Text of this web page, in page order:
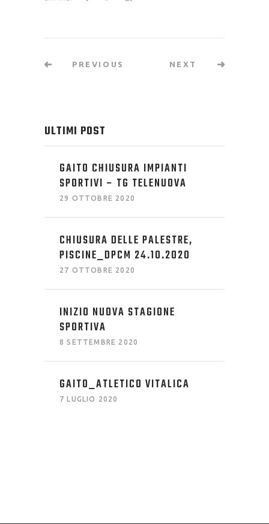
PREVIOUS NEXT
ULTIMI POST
GAITO CHIUSURA IMPIANTI
SPORTIVI – TG TELENUOVA
29 OTTOBRE 2020
CHIUSURA DELLE PALESTRE,
PISCINE_DPCM 24.10.2020
27 OTTOBRE 2020
INIZIO NUOVA STAGIONE
SPORTIVA
8 SETTEMBRE 2020
GAITO_ATLETICO VITALICA
7 LUGLIO 2020